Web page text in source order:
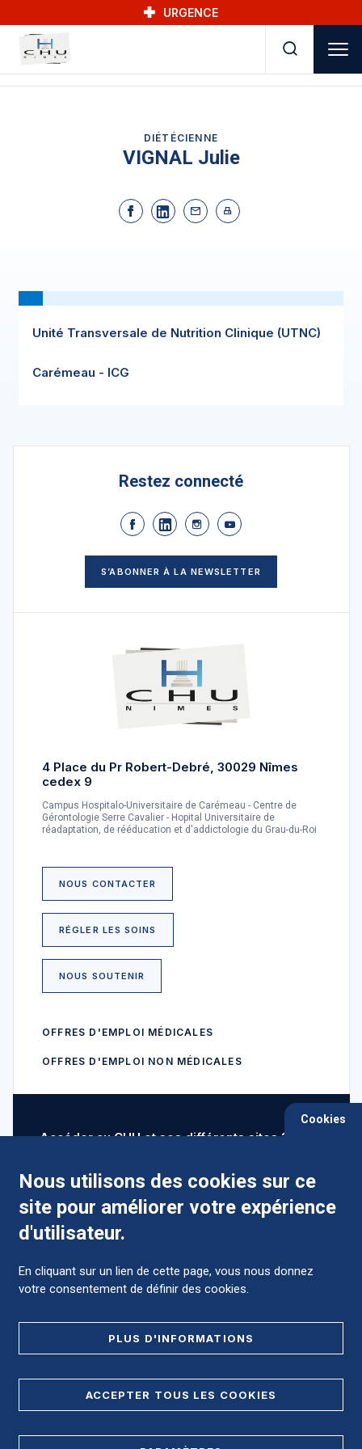
URGENCE
DIÉTÉCIENNE
VIGNAL Julie
Unité Transversale de Nutrition Clinique (UTNC)
Carémeau - ICG
Restez connecté
S’ABONNER À LA NEWSLETTER
4 Place du Pr Robert-Debré, 30029 Nîmes
cedex 9
Campus Hospitalo-Universitaire de Carémeau - Centre de
Gérontologie Serre Cavalier - Hopital Universitaire de
réadaptation, de rééducation et d'addictologie du Grau-du-Roi
NOUS CONTACTER
RÉGLER LES SOINS
NOUS SOUTENIR
OFFRES D'EMPLOI MÉDICALES
OFFRES D'EMPLOI NON MÉDICALES
Accéder au CHU et ses différents sites ?
Comment préparer mon hospitalisation ?
Cookies
Nous utilisons des cookies sur ce
site pour améliorer votre expérience
d'utilisateur.
En cliquant sur un lien de cette page, vous nous donnez
votre consentement de définir des cookies.
PLUS D'INFORMATIONS
ACCEPTER TOUS LES COOKIES